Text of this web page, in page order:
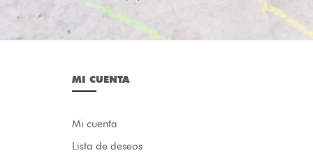
MI CUENTA
Mi cuenta
Lista de deseos